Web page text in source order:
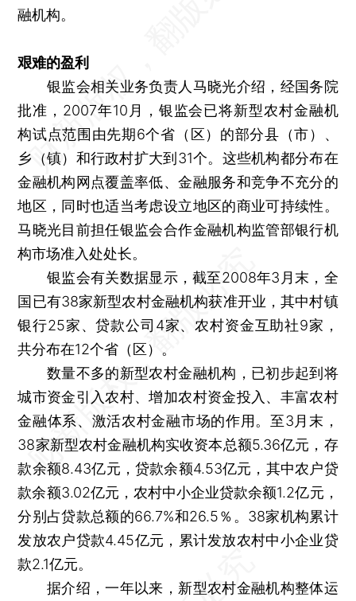
融机构。
艰难的盈利
银监会相关业务负责人马晓光介绍，经国务院
批准，2007年10月，银监会已将新型农村金融机
构试点范围由先期6个省（区）的部分县（市）、
乡（镇）和行政村扩大到31个。这些机构都分布在
金融机构网点覆盖率低、金融服务和竞争不充分的
地区，同时也适当考虑设立地区的商业可持续性。
马晓光目前担任银监会合作金融机构监管部银行机
构市场准入处处长。
银监会有关数据显示，截至2008年3月末，全
国已有38家新型农村金融机构获准开业，其中村镇
银行25家、贷款公司4家、农村资金互助社9家，
共分布在12个省（区）。
数量不多的新型农村金融机构，已初步起到将
城市资金引入农村、增加农村资金投入、丰富农村
金融体系、激活农村金融市场的作用。至3月末，
38家新型农村金融机构实收资本总额5.36亿元，存
款余额8.43亿元，贷款余额4.53亿元，其中农户贷
款余额3.02亿元，农村中小企业贷款余额1.2亿元，
分别占贷款总额的66.7%和26.5％。38家机构累计
发放农户贷款4.45亿元，累计发放农村中小企业贷
款2.1亿元。
据介绍，一年以来，新型农村金融机构整体运